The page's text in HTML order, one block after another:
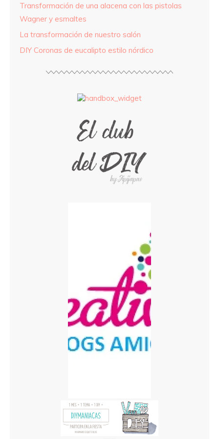
Transformación de una alacena con las pistolas
Wagner y esmaltes
La transformación de nuestro salón
DIY Coronas de eucalipto estilo nórdico